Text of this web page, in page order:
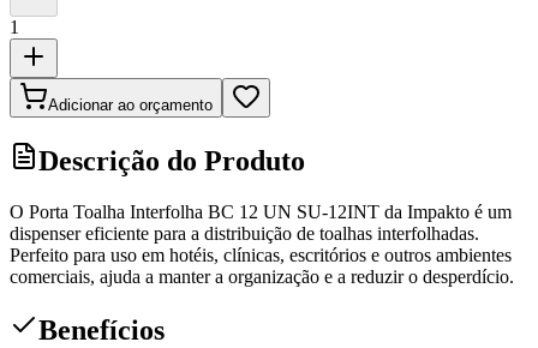
1
Adicionar ao orçamento
Descrição do Produto
O Porta Toalha Interfolha BC 12 UN SU-12INT da Impakto é um
dispenser eficiente para a distribuição de toalhas interfolhadas.
Perfeito para uso em hotéis, clínicas, escritórios e outros ambientes
comerciais, ajuda a manter a organização e a reduzir o desperdício.
Benefícios